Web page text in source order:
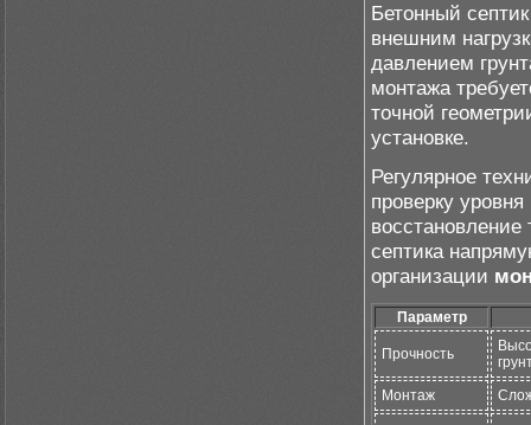
Бетонный
внешним
давлением
монтажа
точной
установке.
Регулярное
проверку
восстановление
септика
организации
Параметр
Прочность
Монтаж